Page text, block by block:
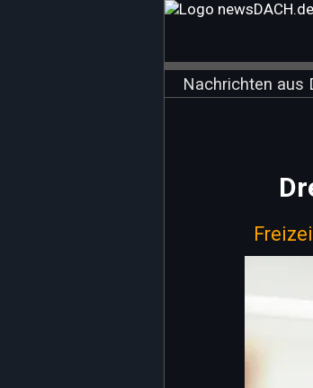
Nachrichten aus